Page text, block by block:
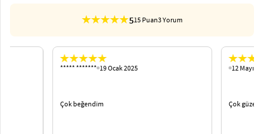
515 Puan3 Yorum
***** ******* 19 Ocak 2025
Çok beğendim
12 Mayıs
Çok güzel